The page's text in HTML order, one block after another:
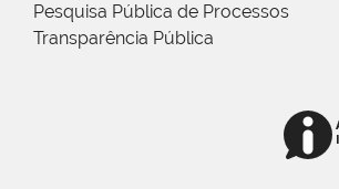
Pesquisa Pública de Processos
Transparência Pública